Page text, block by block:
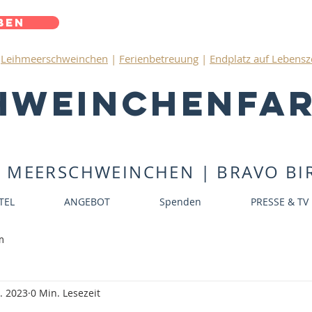
Leihmeerschweinchen | Ferienbetreuung | Endplatz auf
MEERSCHWEINCHEN | BRAVO
ANGEBOT Spenden PRESSE & TV
2023 0 Min. Lesezeit